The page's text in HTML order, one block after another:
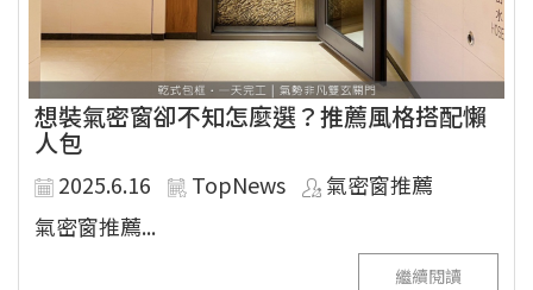
想裝氣密窗卻不知怎麼選？推薦風格搭配懶
人包
2025.6.16 TopNews
氣密窗推薦
氣密窗推薦...
繼續閱讀